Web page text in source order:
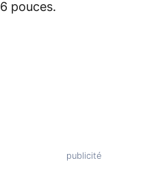
pouces.